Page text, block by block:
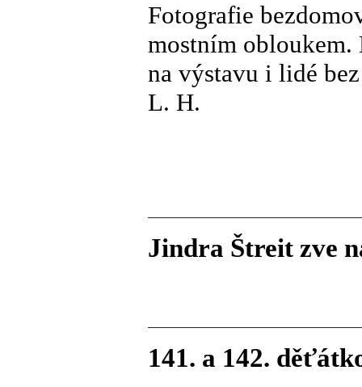
Fotografie
mostním
na výstavu i lidé
L. H.
Jindra Štreit zve
141. a 142.